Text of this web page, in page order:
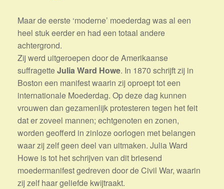
Maar de eerste ‘moderne’ moederdag was al een
heel stuk eerder en had een totaal andere
achtergrond.
Zij werd uitgeroepen door de Amerikaanse
suffragetteJulia Ward Howe. In 1870 schrijft zij in
Boston een manifest waarin zij oproept tot een
internationale Moederdag. Op deze dag kunnen
vrouwen dan gezamenlijk protesteren tegen het feit
dat er zoveel mannen; echtgenoten en zonen,
worden geofferd in zinloze oorlogen met belangen
waar zij zelf geen deel van uitmaken. Julia Ward
Howe is tot het schrijven van dit briesend
moedermanifest gedreven door de Civil War, waarin
zij zelf haar geliefde kwijtraakt.